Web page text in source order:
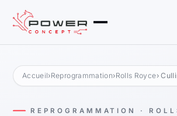
Accueil›Reprogrammation›Rolls Royce›
REPROGRAMMATION ·